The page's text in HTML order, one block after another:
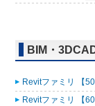
BIM・
Revitファミリ 【
Revitファミリ 【